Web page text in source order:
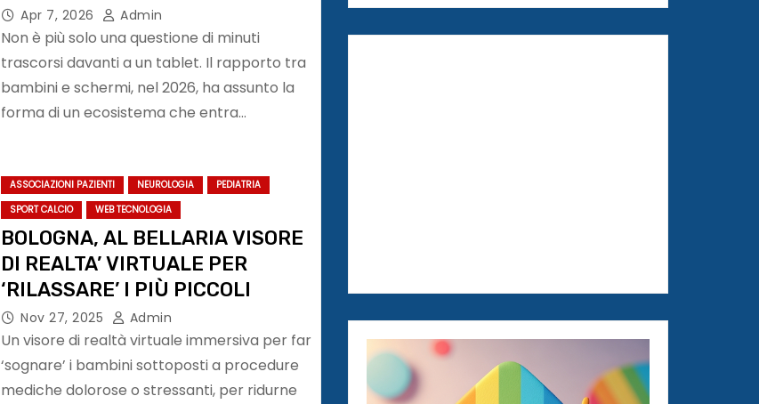
Apr 7, 2026 Admin
Non è più solo una questione di minuti
trascorsi davanti a un tablet. Il rapporto tra
bambini e schermi, nel 2026, ha assunto la
forma di un ecosistema che entra…
ASSOCIAZIONI PAZIENTI NEUROLOGIA
PEDIATRIA
SPORT CALCIO
WEB TECNOLOGIA
BOLOGNA, AL BELLARIA VISORE
DI REALTA’ VIRTUALE PER
‘RILASSARE’ I PIÙ PICCOLI
Nov 27, 2025 Admin
Un visore di realtà virtuale immersiva per far
‘sognare’ i bambini sottoposti a procedure
mediche dolorose o stressanti, per ridurne